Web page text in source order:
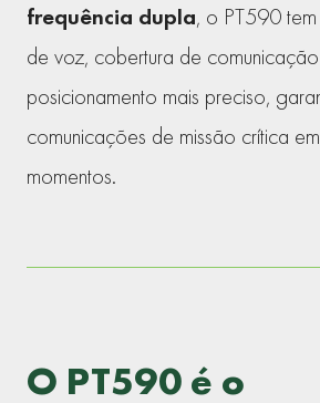
frequência dupla, o PT590
de voz, cobertura de
posicionamento mais preciso,
comunicações de missão crítica
momentos.
O PT590 é o